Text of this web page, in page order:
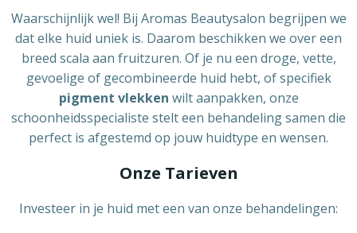
Waarschijnlijk wel! Bij Aromas Beautysalon begrijpen we
dat elke huid uniek is. Daarom beschikken we over een
breed scala aan fruitzuren. Of je nu een droge, vette,
gevoelige of gecombineerde huid hebt, of specifiek
pigment vlekken wilt aanpakken, onze
schoonheidsspecialiste stelt een behandeling samen die
perfect is afgestemd op jouw huidtype en wensen.
Onze Tarieven
Investeer in je huid met een van onze behandelingen: